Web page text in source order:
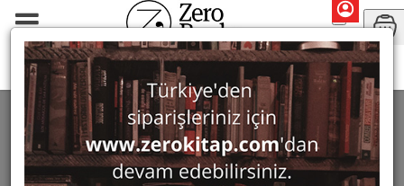
Search: Seyit Ali Kahraman
SEARCH: SEYIT ALI KAHRAMAN 3 ürün bulundu
Filter Show Only in Stock